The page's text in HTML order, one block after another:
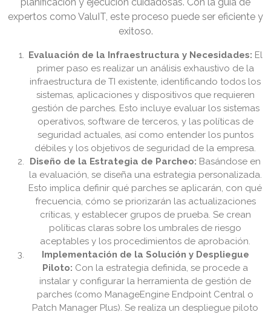
expertos como ValuIT, este proceso puede ser eficiente y
exitoso.
Evaluación de la Infraestructura y Necesidades: El
primer paso es realizar un análisis exhaustivo de la
infraestructura de TI existente, identificando todos los
sistemas, aplicaciones y dispositivos que requieren
gestión de parches. Esto incluye evaluar los sistemas
operativos, software de terceros, y las políticas de
seguridad actuales, así como entender los puntos
débiles y los objetivos de seguridad de la empresa.
Diseño de la Estrategia de Parcheo: Basándose en
la evaluación, se diseña una estrategia personalizada.
Esto implica definir qué parches se aplicarán, con qué
frecuencia, cómo se priorizarán las actualizaciones
críticas, y establecer grupos de prueba. Se crean
políticas claras sobre los umbrales de riesgo
aceptables y los procedimientos de aprobación.
Implementación de la Solución y Despliegue
Piloto: Con la estrategia definida, se procede a
instalar y configurar la herramienta de gestión de
parches (como ManageEngine Endpoint Central o
Patch Manager Plus). Se realiza un despliegue piloto